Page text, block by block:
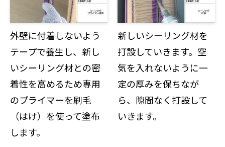
外壁に付着しないよう
テープで養生し、新し
いシーリング材との密
着性を高めるため専用
のプライマーを刷毛
（はけ）を使って塗布
します。
新しいシーリング材を
打設していきます。空
気を入れないように一
定の厚みを保ちなが
ら、隙間なく打設して
いきます。